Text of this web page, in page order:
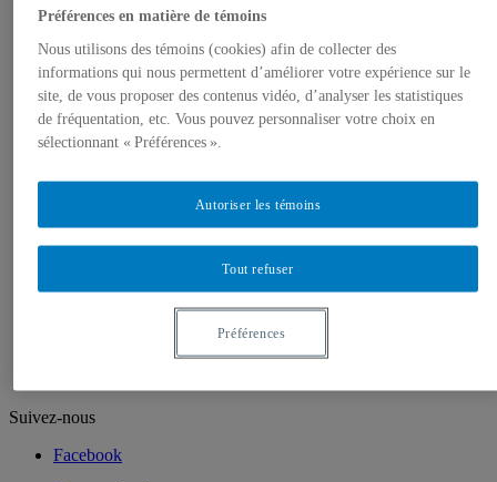
Programmes
1er cycle
2e cycle
3e cycle
Recherche
Laboratoire de méthodologie de recherche en
Sociologie
Mémoires et thèses
Champs d’intérêts et d’expertises
Cahiers de recherche sociologique
La revue Sessions sociologiques
Suivez-nous
Facebook
Préférences en matière de témoins
Nous utilisons des témoins (cookies) afin de collecter des
informations qui nous permettent d’améliorer votre expérience sur le
site, de vous proposer des contenus vidéo, d’analyser les statistiques
de fréquentation, etc. Vous pouvez personnaliser votre choix en
sélectionnant « Préférences ».
Tout refuser
Autoriser les témoins
Préférences